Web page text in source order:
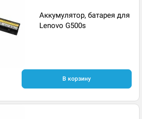
Аккумулятор, батарея для
Lenovo G500s
В корзину